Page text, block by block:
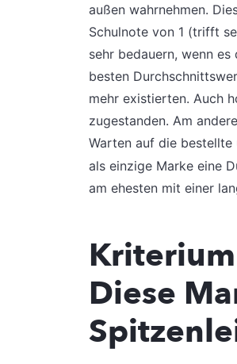
außen wahrnehmen.
Schulnote von 1 (trifft
sehr bedauern, wenn
besten
mehr existierten. Auch
zugestanden. Am
Warten auf die bestellte
als einzige Marke eine
am ehesten mit einer
Diese